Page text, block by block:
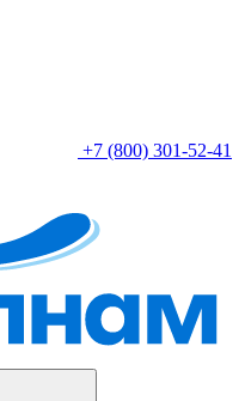
+7 (800) 301-52-41